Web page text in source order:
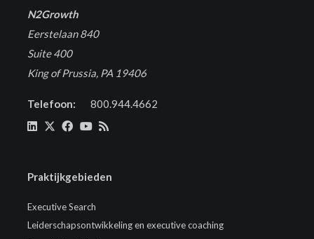
N2Growth
Eerstelaan 840
Suite 400
King of Prussia, PA 19406
Telefoon: 800.944.4662
Praktijkgebieden
Executive Search
Leiderschapsontwikkeling en executive coaching